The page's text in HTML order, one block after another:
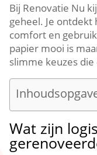
Bij Renovatie Nu
geheel.​ Je ontdekt
comfort en
papier mooi is
slimme keuzes
Wat zijn